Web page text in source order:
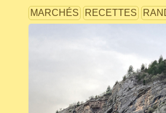
MARCHÉS RECETTES